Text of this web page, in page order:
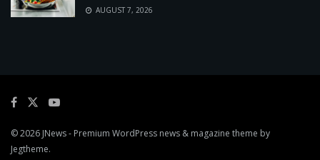
AUGUST 7, 2026
© 2026 JNews- Premium WordPress news & magazine theme by
Jegtheme.